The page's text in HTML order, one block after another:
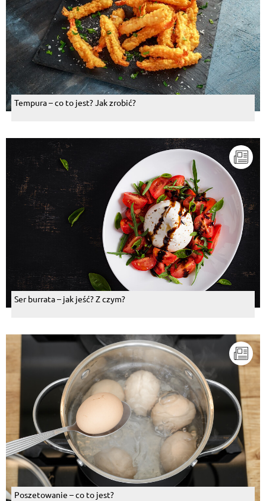
Tempura – co to jest? Jak zrobić?
Ser burrata – jak jeść? Z czym?
Poszetowanie – co to jest?